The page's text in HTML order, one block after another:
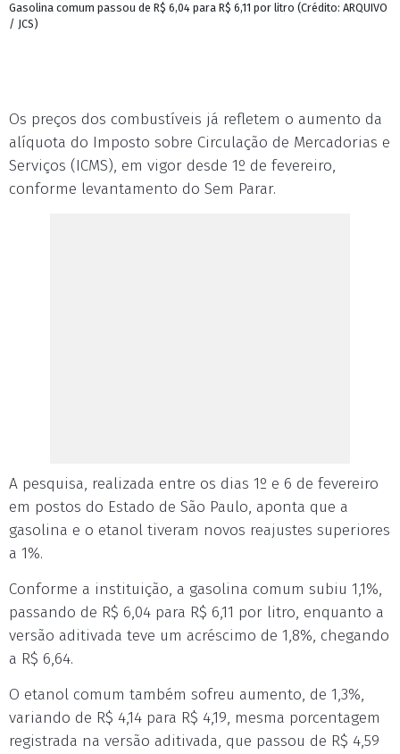
Gasolina comum passou de R$ 6,04 para R$ 6,11 por litro (Crédito: ARQUIVO
/ JCS)
Os preços dos combustíveis já refletem o aumento da
alíquota do Imposto sobre Circulação de Mercadorias e
Serviços (ICMS), em vigor desde 1º de fevereiro,
conforme levantamento do Sem Parar.
A pesquisa, realizada entre os dias 1º e 6 de fevereiro
em postos do Estado de São Paulo, aponta que a
gasolina e o etanol tiveram novos reajustes superiores
a 1%.
Conforme a instituição, a gasolina comum subiu 1,1%,
passando de R$ 6,04 para R$ 6,11 por litro, enquanto a
versão aditivada teve um acréscimo de 1,8%, chegando
a R$ 6,64.
O etanol comum também sofreu aumento, de 1,3%,
variando de R$ 4,14 para R$ 4,19, mesma porcentagem
registrada na versão aditivada, que passou de R$ 4,59